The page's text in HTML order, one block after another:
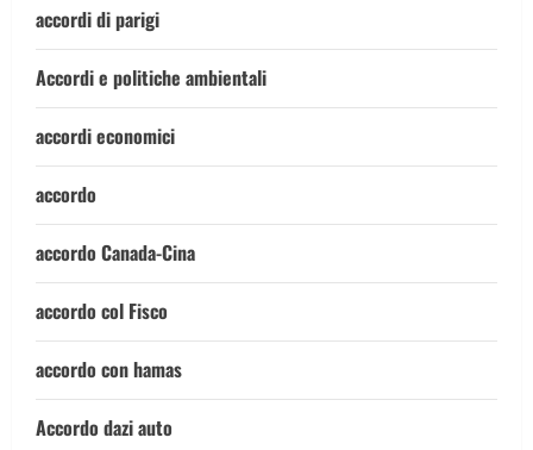
accordi di parigi
Accordi e politiche ambientali
accordi economici
accordo
accordo Canada-Cina
accordo col Fisco
accordo con hamas
Accordo dazi auto